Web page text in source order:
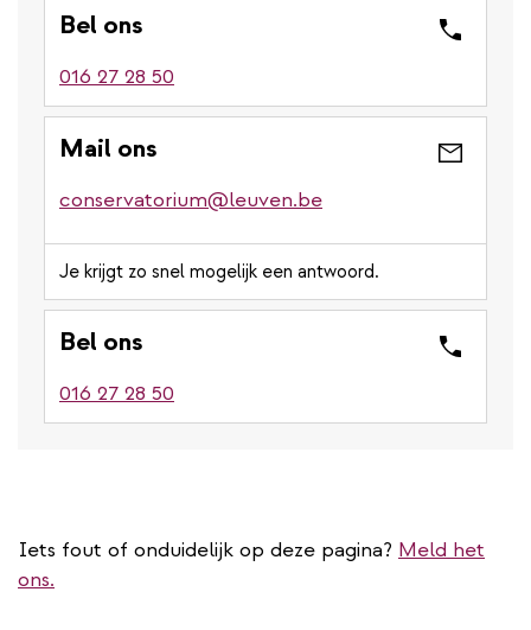
Bel ons
016 27 28 50
Mail ons
conservatorium@leuven.be
Je krijgt zo snel mogelijk een antwoord.
Bel ons
016 27 28 50
Iets fout of onduidelijk op deze pagina? Meld het
ons.